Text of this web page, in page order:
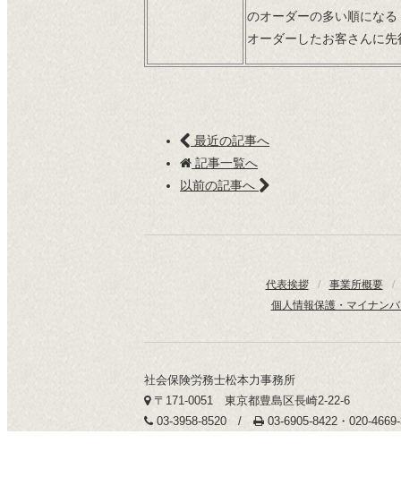
のオーダーの多い順にな
オーダーしたお客さんに
最近の記事へ
記事一覧へ
以前の記事へ
代表挨拶 / 事業所概要
/
個人情報保護・マイナン
社会保険労務士松本力事務所
〒171-0051 東京都豊島区長崎2-22-6
03-3958-8520 /
03-6905-8422・020-